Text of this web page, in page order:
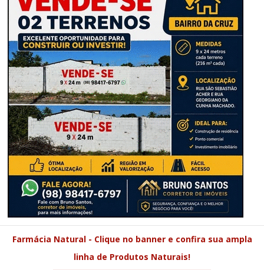
Farmácia Natural - Clique no banner e confira sua ampla
linha de Produtos Naturais!